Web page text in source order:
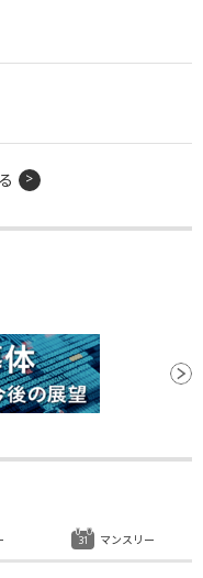
マンスリー